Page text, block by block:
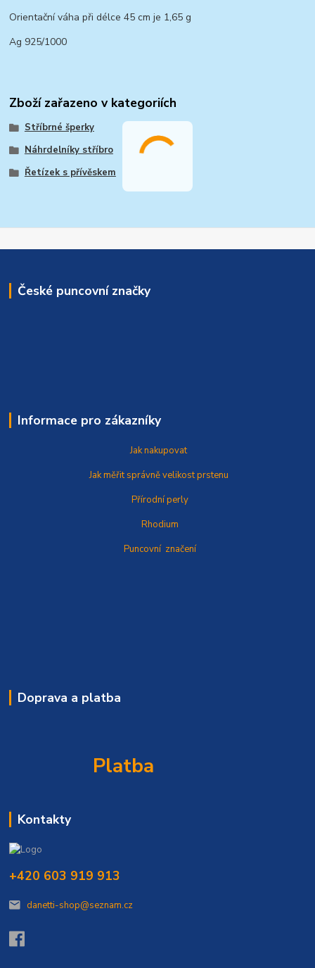
Orientační váha při délce 45 cm je 1,65 g
Ag 925/1000
Zboží zařazeno v kategoriích
Stříbrné šperky
Náhrdelníky stříbro
Řetízek s přívěskem
České puncovní značky
Informace pro zákazníky
Jak nakupovat
Jak měřit správněvelikost prstenu
Přírodní perly
Rhodium
Puncovní značení
Doprava a platba
Platba
Kontakty
+420 603 919 913
danetti-shop@seznam.cz